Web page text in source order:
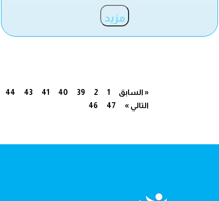
مزيد
« السابق 1
2
39
40
41
43
44
46
47 التالي »